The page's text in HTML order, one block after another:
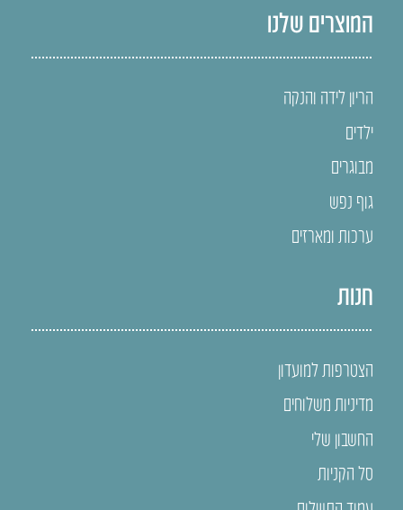
המוצרים שלנו
הריון לידה והנקה
ילדים
מבוגרים
גוף נפש
ערכות ומארזים
חנות
הצטרפות למועדון
מדיניות משלוחים
החשבון שלי
סל הקניות